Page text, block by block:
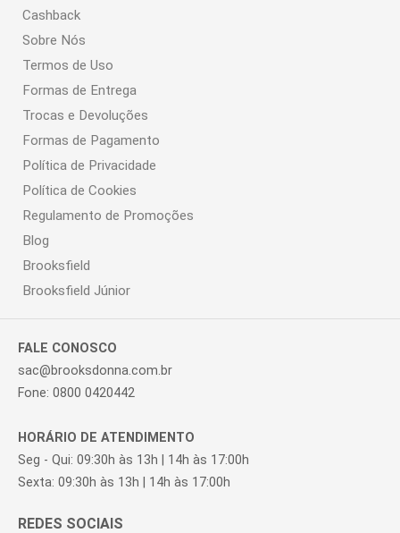
Cashback
Sobre Nós
Termos de Uso
Formas de Entrega
Trocas e Devoluções
Formas de Pagamento
Política de Privacidade
Política de Cookies
Regulamento de Promoções
Blog
Brooksfield
Brooksfield Júnior
FALE CONOSCO
sac@brooksdonna.com.br
Fone: 0800 0420442
HORÁRIO DE ATENDIMENTO
Seg - Qui: 09:30h às 13h | 14h às 17:00h
Sexta: 09:30h às 13h | 14h às 17:00h